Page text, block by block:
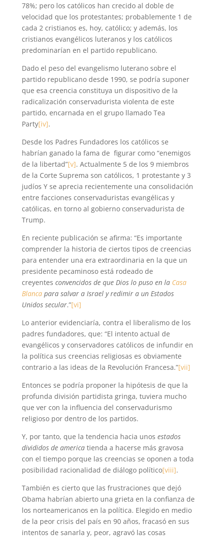
78%; pero los católicos han crecido al doble de
velocidad que los protestantes; probablemente 1 de
cada 2 cristianos es, hoy, católico; y además, los
cristianos evangélicos luteranos y los católicos
predominarían en el partido republicano.
Dado el peso del evangelismo luterano sobre el
partido republicano desde 1990, se podría suponer
que esa creencia constituya un dispositivo de la
radicalización conservadurista violenta de este
partido, encarnada en el grupo llamado Tea
Party[iv].
Desde los Padres Fundadores los católicos se
habrían ganado la fama de figurar como “enemigos
de la libertad”[v]. Actualmente 5 de los 9 miembros
de la Corte Suprema son católicos, 1 protestante y 3
judíos Y se aprecia recientemente una consolidación
entre facciones conservaduristas evangélicas y
católicas, en torno al gobierno conservadurista de
Trump.
En reciente publicación se afirma: “Es importante
comprender la historia de ciertos tipos de creencias
para entender una era extraordinaria en la que un
presidente pecaminoso está rodeado de
creyentes convencidos de que Dios lo puso en la Casa
Blancapara salvar a Israel y redimir a un Estados
Unidos secular.”[vi]
Lo anterior evidenciaría, contra el liberalismo de los
padres fundadores, que: “El intento actual de
evangélicos y conservadores católicos de infundir en
la política sus creencias religiosas es obviamente
contrario a las ideas de la Revolución Francesa.”[vii]
Entonces se podría proponer la hipótesis de que la
profunda división partidista gringa, tuviera mucho
que ver con la influencia del conservadurismo
religioso por dentro de los partidos.
Y, por tanto, que la tendencia hacia unos estados
divididos de americatienda a hacerse más gravosa
con el tiempo porque las creencias se oponen a toda
posibilidad racionalidad de diálogo político[viii].
También es cierto que las frustraciones que dejó
Obama habrían abierto una grieta en la confianza de
los norteamericanos en la política. Elegido en medio
de la peor crisis del país en 90 años, fracasó en sus
intentos de sanarla y, peor, agravó las cosas